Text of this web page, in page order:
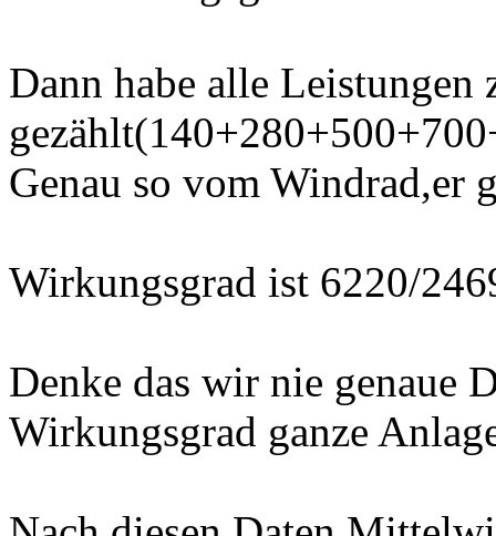
Dann habe alle Leistungen
Genau so vom Windrad,er
Wirkungsgrad ist 6220/
Denke das wir nie genaue
Wirkungsgrad ganze